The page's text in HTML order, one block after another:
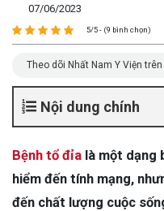
07/06/2023
5/5 - (9 bình chọn)
Theo dõi Nhất Nam Y Viện trên
Nội dung chính
Bệnh tổ đỉa là một dạng
hiểm đến tính mạng,
đến chất lượng cuộc